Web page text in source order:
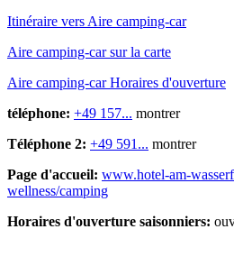
Itinéraire vers Aire camping-car
Aire camping-car sur la carte
Aire camping-car Horaires d'ouverture
téléphone: +49 157... montrer
Téléphone 2: +49 591... montrer
Page d'accueil: www.hotel-am-
wellness/camping
Horaires d'ouverture saisonniers: